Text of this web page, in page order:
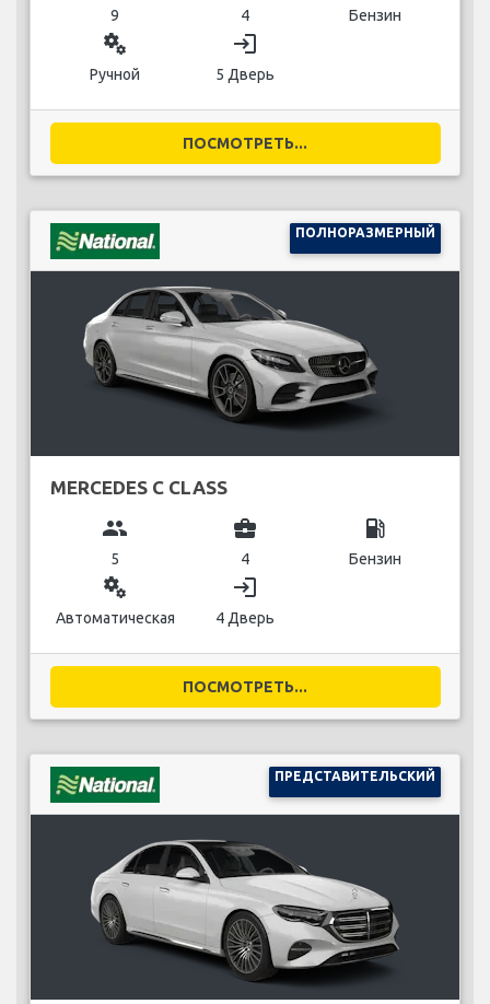
9 4 Бензин
miscellaneous_services
Ручной
login
5 Дверь
ПОСМОТРЕТЬ...
ПОЛНОРАЗМЕРНЫЙ
MERCEDES C CLASS
group
5
business_center
4
local_gas_station
Бензин
miscellaneous_services
Автоматическая
login
4 Дверь
ПОСМОТРЕТЬ...
ПРЕДСТАВИТЕЛЬСКИЙ